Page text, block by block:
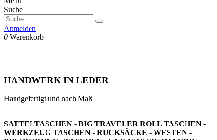
Suche
Anmelden
0 Warenkorb
HANDWERK IN LEDER
Handgefertigt und nach Maß
SATTELTASCHEN - BIG TRAVELER ROLL TASCHEN -
WERKZEUG TASCHEN - RUCKSÄCKE - WESTEN -